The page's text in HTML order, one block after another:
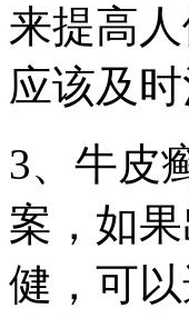
来提高
应该及
3、牛皮
案，如
健，可